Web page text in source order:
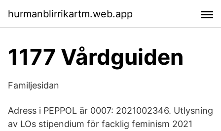
hurmanblirrikartm.web.app
1177 Vårdguiden
Familjesidan
Adress i PEPPOL är 0007: 2021002346. Utlysning
av LOs stipendium för facklig feminism 2021